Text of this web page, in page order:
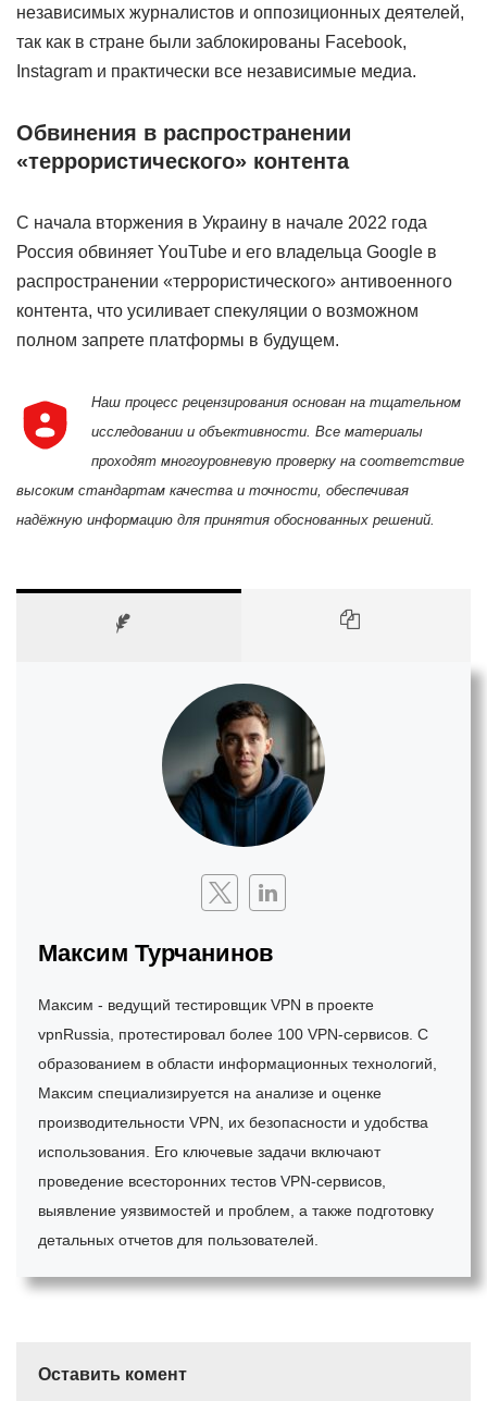
независимых журналистов и оппозиционных деятелей,
так как в стране были заблокированы Facebook,
Instagram и практически все независимые медиа.
Обвинения в распространении
«террористического» контента
С начала вторжения в Украину в начале 2022 года
Россия обвиняет YouTube и его владельца Google в
распространении «террористического» антивоенного
контента, что усиливает спекуляции о возможном
полном запрете платформы в будущем.
Наш процесс рецензирования основан на тщательном
исследовании и объективности. Все материалы
проходят многоуровневую проверку на соответствие
высоким стандартам качества и точности, обеспечивая
надёжную информацию для принятия обоснованных решений.
Максим Турчанинов
Максим - ведущий тестировщик VPN в проекте
vpnRussia, протестировал более 100 VPN-сервисов. С
образованием в области информационных технологий,
Максим специализируется на анализе и оценке
производительности VPN, их безопасности и удобства
использования. Его ключевые задачи включают
проведение всесторонних тестов VPN-сервисов,
выявление уязвимостей и проблем, а также подготовку
детальных отчетов для пользователей.
Оставить комент